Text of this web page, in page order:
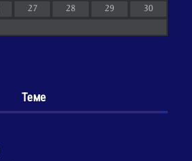
27 28 29 30
Теме